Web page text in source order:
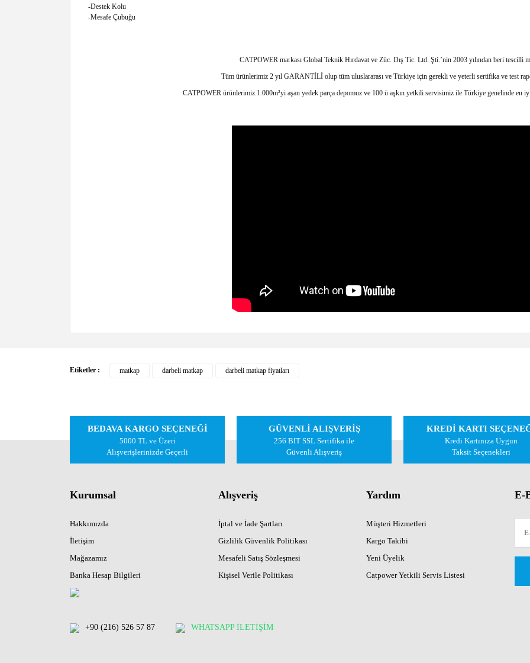
-Destek Kolu
-Mesafe Çubuğu
CATPOWER markası Global Teknik Hırdavat ve Züc. Dış Tic. Ltd. Şti.’nin 2003 yılından beri tescilli
Tüm ürünlerimiz 2 yıl GARANTİLİ olup tüm uluslararası ve Türkiye için gerekli ve yeterli sertifika ve test
CATPOWER ürünlerimiz 1.000m²yi aşan yedek parça depomuz ve 100 ü aşkın yetkili servisimiz ile Türkiye genelinde en
Görüş ve önerileriniz için teşekkür ederiz.
Ürün açıklamasında eksik bilgiler bulunuyor.
Ürün bilgilerinde hatalar bulunuyor.
Ürün fiyatı diğer sitelerden daha pahalı.
Bu ürüne benzer farklı alternatifler olmalı.
Gönder
Etiketler : matkap darbeli matkap darbeli matkap fiyatları
BEDAVA KARGO SEÇENEĞİ
5000 TL ve Üzeri
Alışverişlerinizde Geçerli
GÜVENLİ ALIŞVERİŞ
256 BIT SSL Sertifika ile
Güvenli Alışveriş
KREDİ KARTI
Kredi Kartınıza Uygun
Taksit Seçenekleri
Kurumsal
Hakkımızda
İletişim
Mağazamız
Banka Hesap Bilgileri
Alışveriş
İptal ve İade Şartları
Gizlilik Güvenlik Politikası
Mesafeli Satış Sözleşmesi
Kişisel Verile Politikası
Yardım
Müşteri Hizmetleri
Kargo Takibi
Yeni Üyelik
Catpower Yetkili Servis Listesi
+90 (216) 526 57 87 WHATSAPP İLETİŞİM
E-